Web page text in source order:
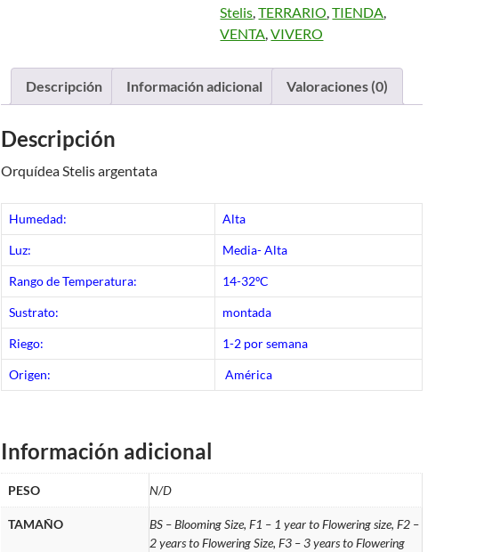
Stelis,TERRARIO,TIENDA,
VENTA,VIVERO
Descripción Información adicional Valoraciones (0)
Descripción
Orquídea Stelis argentata
Humedad: Alta
Luz: Media- Alta
Rango de Temperatura: 14-32ºC
Sustrato: montada
Riego: 1-2 por semana
Origen: América
Información adicional
PESO N/D
TAMAÑO
BS – Blooming Size, F1 – 1 year to Flowering size, F2 –
2 years to Flowering Size, F3 – 3 years to Flowering